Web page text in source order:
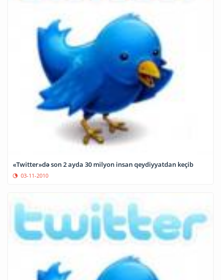
«Twitter»də son 2 ayda 30 milyon insan qeydiyyatdan keçib
03-11-2010